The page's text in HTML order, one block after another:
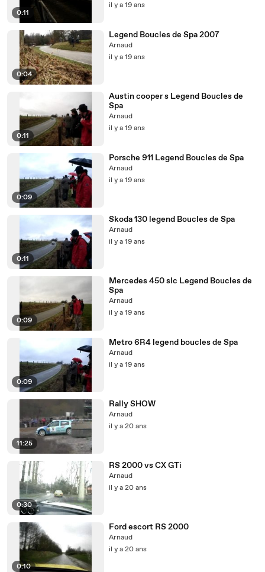
0:11
il y a 19 ans
0:04
Legend Boucles de Spa 2007
Arnaud
il y a 19 ans
0:11
Austin cooper s Legend Boucles de
Spa
Arnaud
il y a 19 ans
0:09
Porsche 911 Legend Boucles de Spa
Arnaud
il y a 19 ans
0:11
Skoda 130 legend Boucles de Spa
Arnaud
il y a 19 ans
0:09
Mercedes 450 slc Legend Boucles de
Spa
Arnaud
il y a 19 ans
0:09
Metro 6R4 legend boucles de Spa
Arnaud
il y a 19 ans
11:25
Rally SHOW
Arnaud
il y a 20 ans
0:30
RS 2000 vs CX GTi
Arnaud
il y a 20 ans
0:10
Ford escort RS 2000
Arnaud
il y a 20 ans